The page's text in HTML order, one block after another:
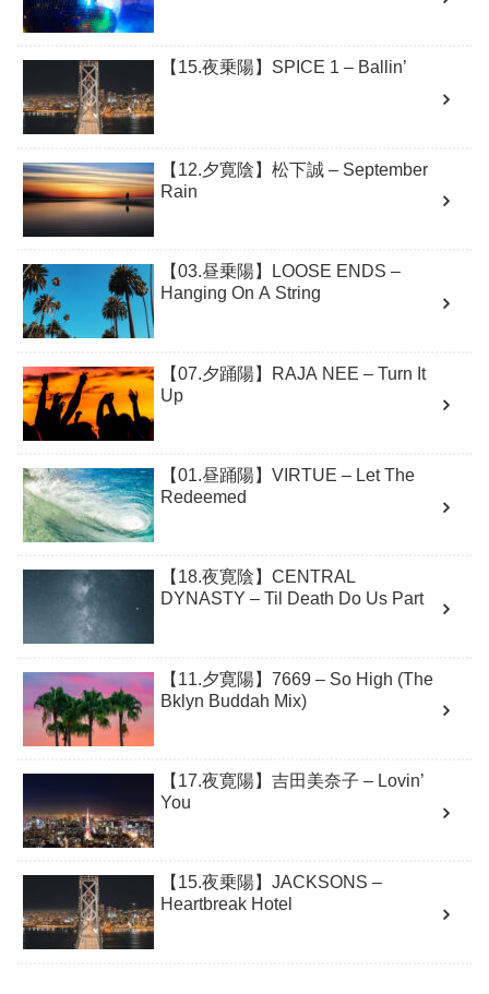
【15.夜乗陽】SPICE 1 – Ballin’
【12.夕寛陰】松下誠 – September
Rain
【03.昼乗陽】LOOSE ENDS –
Hanging On A String
【07.夕踊陽】RAJA NEE – Turn It
Up
【01.昼踊陽】VIRTUE – Let The
Redeemed
【18.夜寛陰】CENTRAL
DYNASTY – Til Death Do Us Part
【11.夕寛陽】7669 – So High (The
Bklyn Buddah Mix)
【17.夜寛陽】吉田美奈子 – Lovin’
You
【15.夜乗陽】JACKSONS –
Heartbreak Hotel